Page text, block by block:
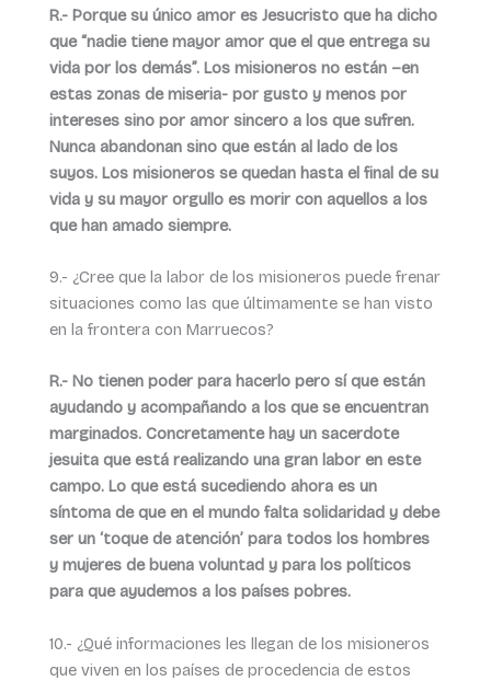
R.- Porque su único amor es Jesucristo que ha dicho
que “nadie tiene mayor amor que el que entrega su
vida por los demás”. Los misioneros no están –en
estas zonas de miseria- por gusto y menos por
intereses sino por amor sincero a los que sufren.
Nunca abandonan sino que están al lado de los
suyos. Los misioneros se quedan hasta el final de su
vida y su mayor orgullo es morir con aquellos a los
que han amado siempre.
9.- ¿Cree que la labor de los misioneros puede frenar
situaciones como las que últimamente se han visto
en la frontera con Marruecos?
R.- No tienen poder para hacerlo pero sí que están
ayudando y acompañando a los que se encuentran
marginados. Concretamente hay un sacerdote
jesuita que está realizando una gran labor en este
campo. Lo que está sucediendo ahora es un
síntoma de que en el mundo falta solidaridad y debe
ser un ‘toque de atención’ para todos los hombres
y mujeres de buena voluntad y para los políticos
para que ayudemos a los países pobres.
10.- ¿Qué informaciones les llegan de los misioneros
que viven en los países de procedencia de estos